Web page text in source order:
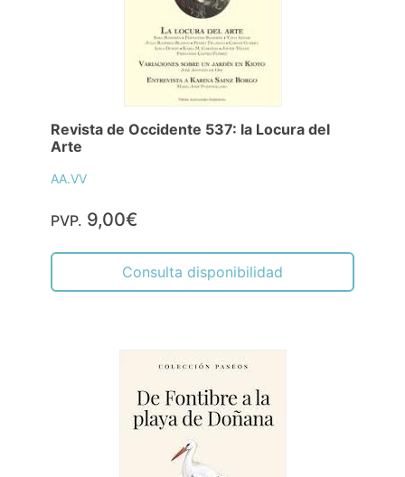
Revista de Occidente 537: la Locura del
Arte
AA.VV
PVP. 9,00€
Consulta disponibilidad